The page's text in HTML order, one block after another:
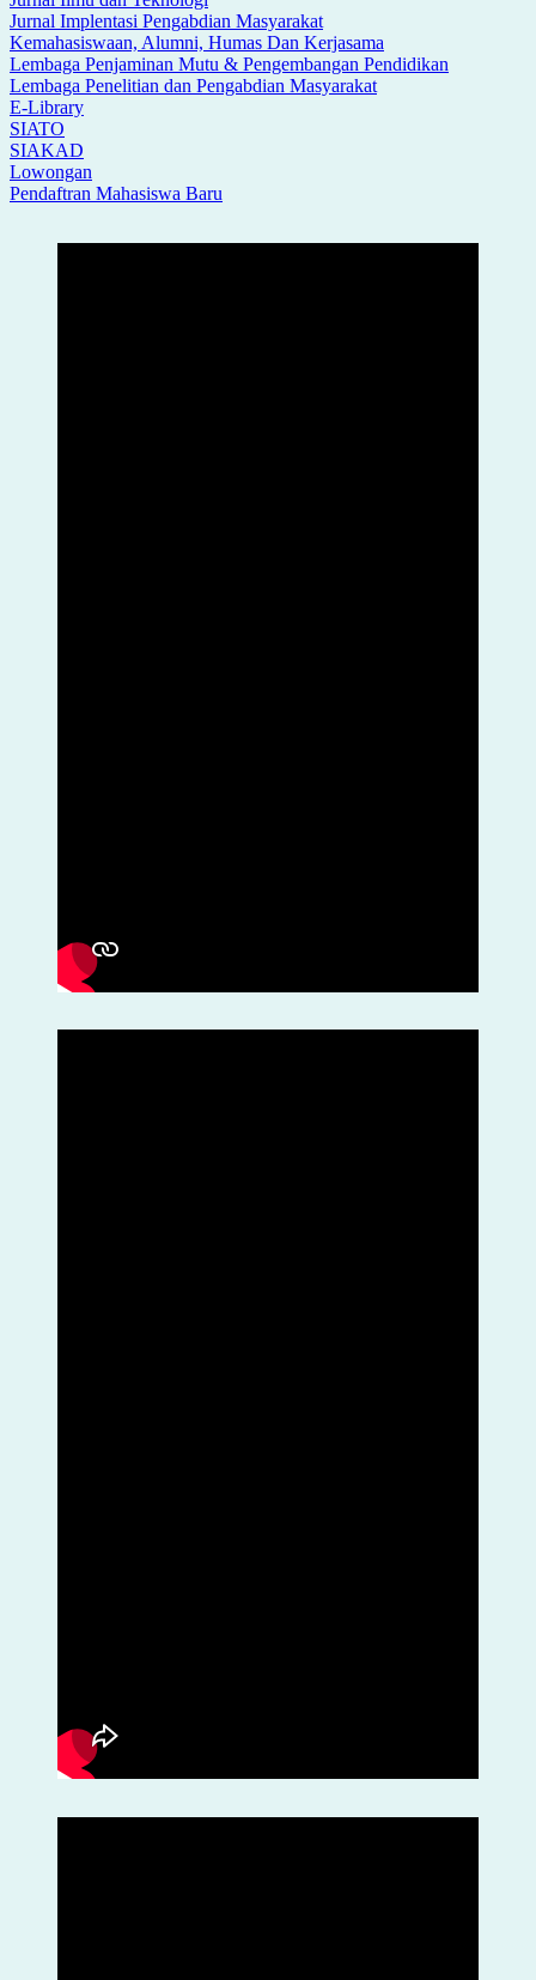
Jurnal Implentasi Pengabdian Masyarakat
Kemahasiswaan, Alumni, Humas Dan Kerjasama
Lembaga Penjaminan Mutu & Pengembangan Pendidikan
Lembaga Penelitian dan Pengabdian Masyarakat
E-Library
SIATO
SIAKAD
Lowongan
Pendaftran Mahasiswa Baru